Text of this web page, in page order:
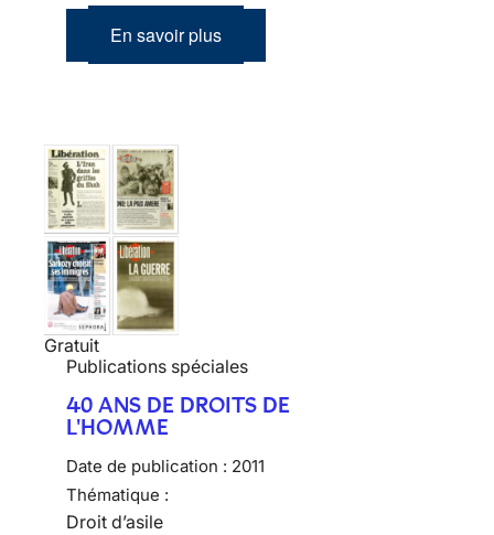
En savoir plus
Gratuit
Publications spéciales
40 ANS DE DROITS DE
L'HOMME
Date de publication : 2011
Thématique :
Droit d’asile